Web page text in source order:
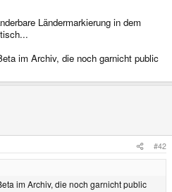
Ländermarkierung in dem
im Archiv, die noch garnicht public
#42
im Archiv, die noch garnicht public